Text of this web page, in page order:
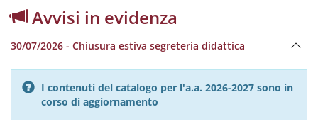
Avvisi in evidenza
30/07/2026 - Chiusura estiva segreteria didattica
I contenuti del catalogo per l'a.a. 2026-2027 sono in
corso di aggiornamento